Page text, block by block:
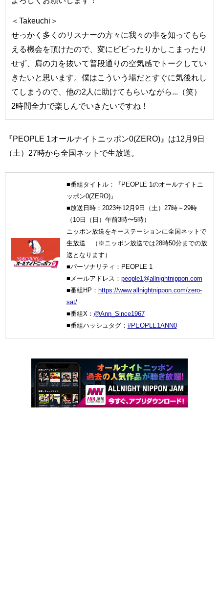
＜Takeuchi＞
せっかく多くのリスナーの方々に我々の事を知ってもら
える機会を頂けたので、変にビビったりかしこまったり
せず、肩の力を抜いて普段通りの空気感でトークしてい
きたいと思います。僕はこういう場だとすぐに気後れし
てしまうので、他の2人に助けてもらいながら...（笑）
2時間全力で楽しんでいきたいですね！
『PEOPLE 1オールナイトニッポン0(ZERO)』は12月9日
（土）27時から全国ネットで生放送。
■番組タイトル：『PEOPLE 1のオールナイトニ
ッポン0(ZERO)』
■放送日時：2023年12月9日（土）27時～29時
（10日（日）午前3時〜5時）
ニッポン放送をキーステーションに全国ネットで
生放送 （※ニッポン放送では28時50分までの放
送となります）
■パーソナリティ：PEOPLE 1
■メールアドレス： people1@allnightnippon.com
■番組HP： https://www.allnightnippon.com/zero-
sat/
■番組X： @Ann_Since1967
■番組ハッシュタグ： #PEOPLE1ANN0